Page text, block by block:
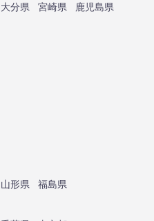
大分県 宮崎県
鹿児島県
山形県
福島県